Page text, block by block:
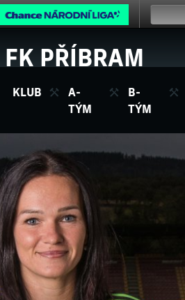
FK PŘÍBRAM
KLUB
A-
TÝM
B-
TÝM